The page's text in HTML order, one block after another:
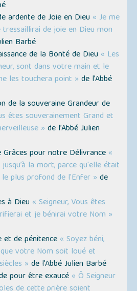
ardente de Joie en Dieu « Je me
de joie en Dieu mon
Barbé
de la Bonté de Dieu « Les
sont dans votre main et le
les touchera point » de l’Abbé
de la souveraine Grandeur de
êtes souverainement Grand et
» de l’Abbé Julien
pour notre Délivrance «
la mort, parce qu'elle était
plus profond de l'Enfer » de
à Dieu « Seigneur, Vous êtes
et je bénirai votre Nom »
et de pénitence « Soyez béni,
votre Nom soit loué et
» de l’Abbé Julien Barbé
pour être exaucé « Ô Seigneur